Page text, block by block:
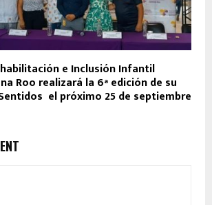
e Inclusión Infantil
Roo realizará la 6ª edición de su
el próximo 25 de septiembre